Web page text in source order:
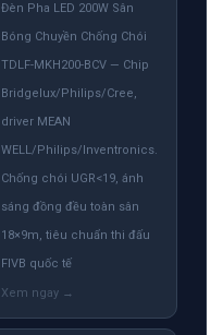
Đèn Pha LED 200W Sân
Bóng Chuyền Chống Chói
TDLF-MKH200-BCV — Chip
Bridgelux/Philips/Cree,
driver MEAN
WELL/Philips/Inventronics.
Chống chói UGR<19, ánh
sáng đồng đều toàn sân
18×9m, tiêu chuẩn thi đấu
FIVB quốc tế